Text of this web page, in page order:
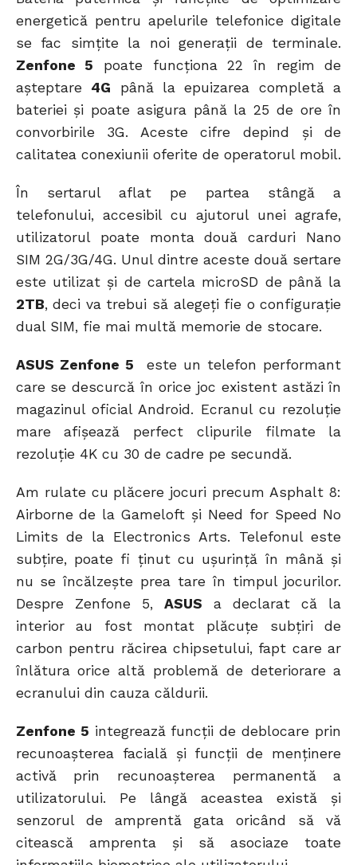
energetică pentru apelurile telefonice digitale
se fac simțite la noi generații de terminale.
Zenfone 5 poate funcționa 22 în regim de
așteptare 4G până la epuizarea completă a
bateriei și poate asigura până la 25 de ore în
convorbirile 3G. Aceste cifre depind și de
calitatea conexiunii oferite de operatorul mobil.
În sertarul aflat pe partea stângă a
telefonului, accesibil cu ajutorul unei agrafe,
utilizatorul poate monta două carduri Nano
SIM 2G/3G/4G. Unul dintre aceste două sertare
este utilizat și de cartela microSD de până la
2TB, deci va trebui să alegeți fie o configurație
dual SIM, fie mai multă memorie de stocare.
ASUS Zenfone 5
este un telefon performant
care se descurcă în orice joc existent astăzi în
magazinul oficial Android. Ecranul cu rezoluție
mare afișează perfect clipurile filmate la
rezoluție 4K cu 30 de cadre pe secundă.
Am rulate cu plăcere jocuri precum Asphalt 8:
Airborne de la Gameloft și Need for Speed No
Limits de la Electronics Arts. Telefonul este
subțire, poate fi ținut cu ușurință în mână și
nu se încălzește prea tare în timpul jocurilor.
Despre Zenfone 5, ASUS a declarat că la
interior au fost montat plăcuțe subțiri de
carbon pentru răcirea chipsetului, fapt care ar
înlătura orice altă problemă de deteriorare a
ecranului din cauza căldurii.
Zenfone 5 integrează funcții de deblocare prin
recunoașterea facială și funcții de menținere
activă prin recunoașterea permanentă a
utilizatorului. Pe lângă aceastea există și
senzorul de amprentă gata oricând să vă
citească amprenta și să asociaze toate